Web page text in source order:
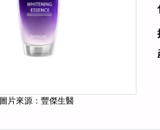
圖片來源：豐傑生醫